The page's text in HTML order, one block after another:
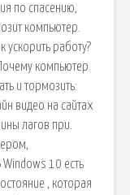
по спасению,
компьютер.
ускорить работу?
компьютер
и тормозить:
видео на сайтах
лагов при.
10 есть
, которая